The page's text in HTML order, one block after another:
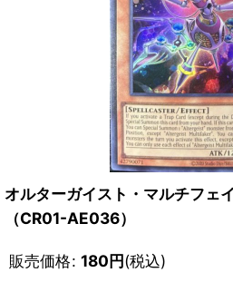
オルターガイスト・マルチフ
（CR01-AE036）
販売価格: 180円(税込)